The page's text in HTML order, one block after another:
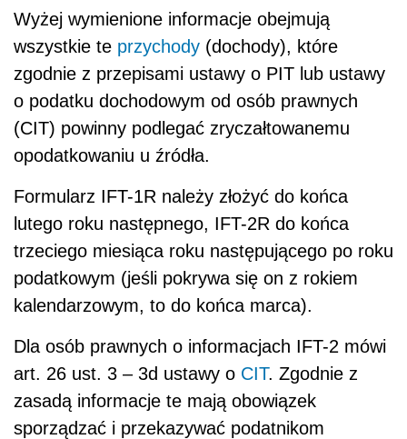
Wyżej wymienione informacje obejmują
wszystkie te przychody (dochody), które
zgodnie z przepisami ustawy o PIT lub ustawy
o podatku dochodowym od osób prawnych
(CIT) powinny podlegać zryczałtowanemu
opodatkowaniu u źródła.
Formularz IFT-1R należy złożyć do końca
lutego roku następnego, IFT-2R do końca
trzeciego miesiąca roku następującego po roku
podatkowym (jeśli pokrywa się on z rokiem
kalendarzowym, to do końca marca).
Dla osób prawnych o informacjach IFT-2 mówi
art. 26 ust. 3 – 3d ustawy o CIT. Zgodnie z
zasadą informacje te mają obowiązek
sporządzać i przekazywać podatnikom